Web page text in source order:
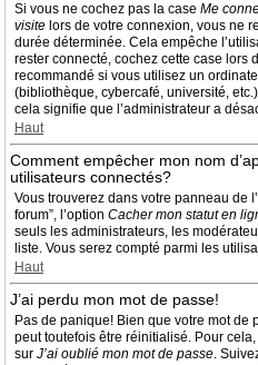
Si vous ne cochez pas la case Me
visite lors de votre connexion, vous ne
durée déterminée. Cela empêche
rester connecté, cochez cette case lors
recommandé si vous utilisez un
(bibliothèque, cybercafé, université,
cela signifie que l’administrateur a
Haut
Comment empêcher mon nom
utilisateurs connectés?
Vous trouverez dans votre panneau de
forum”, l’option Cacher mon statut en
seuls les administrateurs, les
liste. Vous serez compté parmi les
Haut
J’ai perdu mon mot de passe!
Pas de panique! Bien que votre mot de
peut toutefois être réinitialisé. Pour
sur J’ai oublié mon mot de passe.